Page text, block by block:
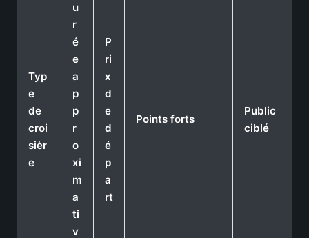
Typ
e
de
croi
sièr
e
u
r
é
e
a
p
p
r
o
xi
m
a
ti
v
P
ri
x
d
e
d
é
p
a
rt
Points forts
Public
ciblé